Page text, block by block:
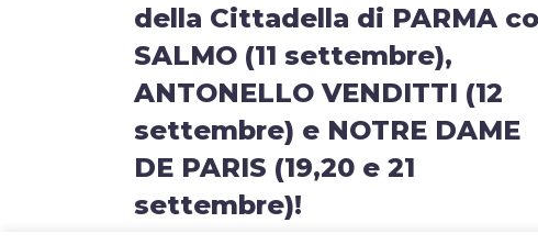
della Cittadella di PARMA
SALMO (11 settembre),
ANTONELLO VENDITTI (12
settembre) e NOTRE DAME
DE PARIS (19,20 e 21
settembre)!